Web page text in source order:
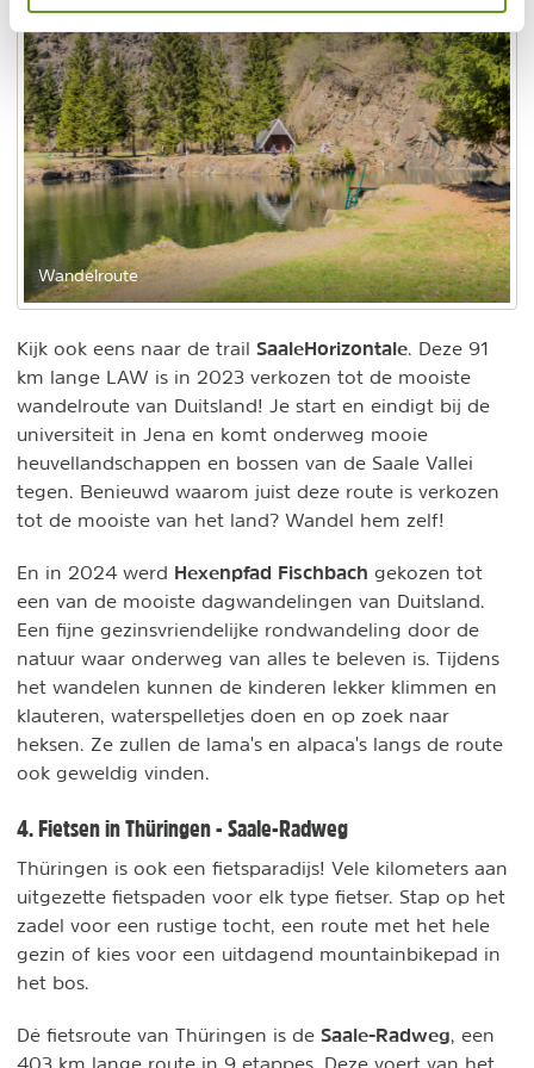
Wandelroute
Kijk ook eens naar de trail SaaleHorizontale. Deze 91
km lange LAW is in 2023 verkozen tot de mooiste
wandelroute van Duitsland! Je start en eindigt bij de
universiteit in Jena en komt onderweg mooie
heuvellandschappen en bossen van de Saale Vallei
tegen. Benieuwd waarom juist deze route is verkozen
tot de mooiste van het land? Wandel hem zelf!
En in 2024 werd Hexenpfad Fischbach gekozen tot
een van de mooiste dagwandelingen van Duitsland.
Een fijne gezinsvriendelijke rondwandeling door de
natuur waar onderweg van alles te beleven is. Tijdens
het wandelen kunnen de kinderen lekker klimmen en
klauteren, waterspelletjes doen en op zoek naar
heksen. Ze zullen de lama's en alpaca's langs de route
ook geweldig vinden.
4. Fietsen in Thüringen - Saale-Radweg
Thüringen is ook een fietsparadijs! Vele kilometers aan
uitgezette fietspaden voor elk type fietser. Stap op het
zadel voor een rustige tocht, een route met het hele
gezin of kies voor een uitdagend mountainbikepad in
het bos.
Dé fietsroute van Thüringen is de Saale-Radweg, een
403 km lange route in 9 etappes. Deze voert van het